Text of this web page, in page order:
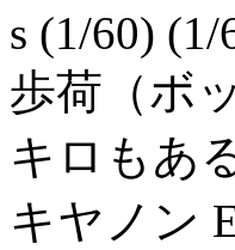
s (1/60)
歩荷（ボ
キロもあ
キヤノン